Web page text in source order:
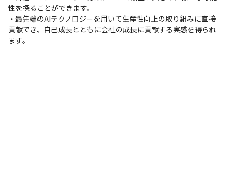
性を探ることができます。
・最先端のAIテクノロジーを用いて生産性向上の取り組みに直接
貢献でき、自己成長とともに会社の成長に貢献する実感を得られ
ます。